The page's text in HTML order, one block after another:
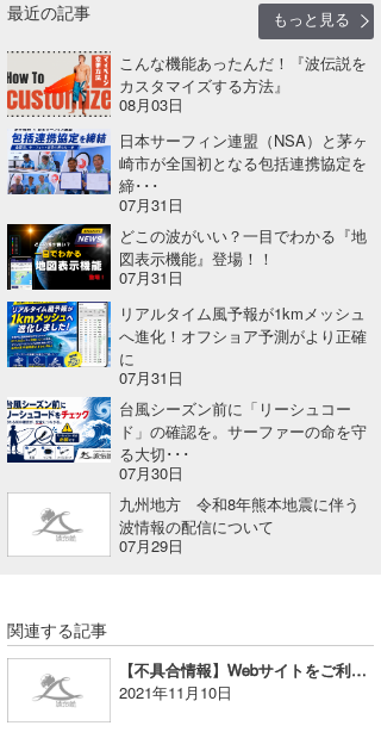
最近の記事
もっと見る
こんな機能あったんだ！『波伝説を
カスタマイズする方法』
08月03日
日本サーフィン連盟（NSA）と茅ヶ
崎市が全国初となる包括連携協定を
締･･･
07月31日
どこの波がいい？一目でわかる『地
図表示機能』登場！！
07月31日
リアルタイム風予報が1kmメッシュ
へ進化！オフショア予測がより正確
に
07月31日
台風シーズン前に「リーシュコー
ド」の確認を。サーファーの命を守
る大切･･･
07月30日
九州地方 令和8年熊本地震に伴う
波情報の配信について
07月29日
関連する記事
【不具合情報】Webサイトをご利用のお客様へ（レポ動画 鵠沼 一宮 特別公開）
2021年11月10日